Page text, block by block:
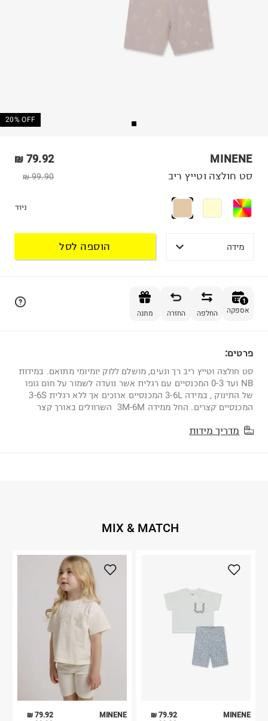
20% OFF
MINENE
79.92 ₪
99.90 ₪ סט חולצה וטייץ ריב
ניוד
מידה הוספה לסל
1
אספקה החלפה החזרה מתנה
פרטים:
סט חולצה וטייץ ריב רך ונעים, מושלם ללוק יומיומי מתואם. במידות
NB ועד 0-3 המכנסיים עם רגלית אשר נועדה לשמור על חום גופו
של התינוק , במידה 3-6L המכנסיים ארוכים אך ללא רגלית 3-6S
המכנסיים קצרים. החל ממידה 3M-6M השרוולים באורך קצר
מדריך מידות
MIX & MATCH
79.92 ₪
MINENE
79.92 ₪
MINENE